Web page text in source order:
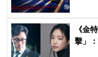
《金
擊」